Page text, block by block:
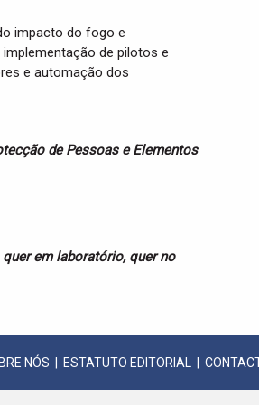
impacto do fogo e
de pilotos e
e automação dos
de Pessoas e Elementos
em laboratório, quer no
NÓS ESTATUTO EDITORIAL